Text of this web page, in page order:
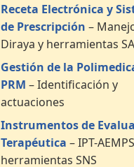
Receta Electrónica y
de Prescripción –
Diraya y herramientas
Gestión de la
PRM – Identificación y
actuaciones
Instrumentos de
Terapéutica – IPT-
herramientas SNS